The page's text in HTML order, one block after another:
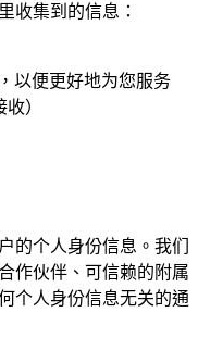
收集到的信息：
以便更好地为您服务
）
的个人身份信息。我们
作伙伴、可信赖的附属
个人身份信息无关的通